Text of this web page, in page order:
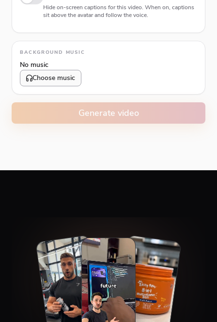
Hide on-screen captions for this video. When on, captions
sit above the avatar and follow the voice.
Animation type
#E74C3C
BACKGROUND MUSIC
No music
Choose music
Generate video